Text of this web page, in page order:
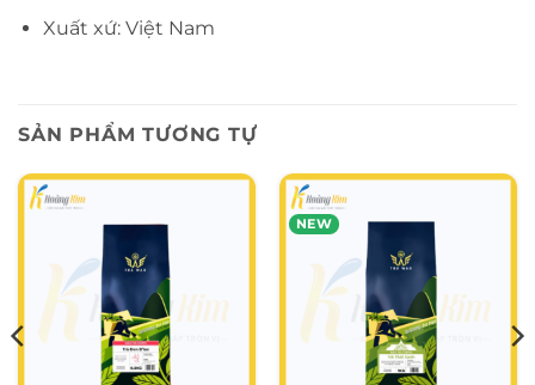
Xuất xứ: Việt Nam
SẢN PHẨM TƯƠNG TỰ
NEW